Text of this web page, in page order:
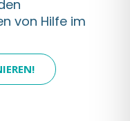
von Hilfe im